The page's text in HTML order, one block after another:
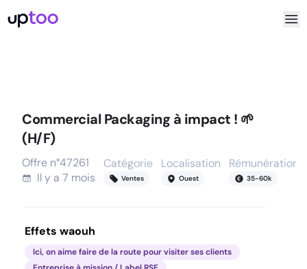
Commercial Packaging à impact ! 🌱
(H/F)
Offre n°47261
Il y a 7 mois
Catégorie
Ventes
Localisation
Ouest
Rémunération
35-60k
Effets waouh
Ici, on aime faire de la route pour visiter ses clients